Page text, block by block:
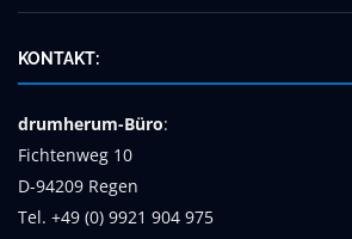
KONTAKT:
drumherum-Büro:
Fichtenweg 10
D-94209 Regen
Tel. +49 (0) 9921 904 975